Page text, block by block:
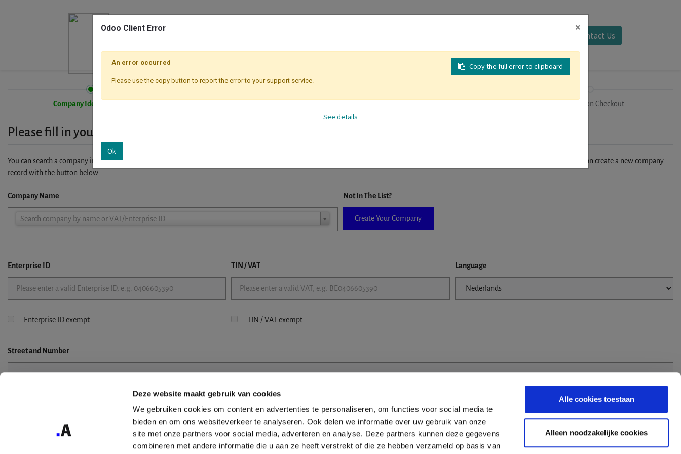
Deze website maakt gebruik van cookies
We gebruiken cookies om content en advertenties te personaliseren, om functies voor social media te
bieden en om ons websiteverkeer te analyseren. Ook delen we informatie over uw gebruik van onze
site met onze partners voor social media, adverteren en analyse. Deze partners kunnen deze gegevens
combineren met andere informatie die u aan ze heeft verstrekt of die ze hebben verzameld op basis van
Alle cookies toestaan
Alleen noodzakelijke cookies
Contact Us
Company Identification Registration Checkout
Please fill in your company details
You can search a company in our database by name, VAT or enterprise ID. When a company is selected it will auto-complete the form. If you don't find your company in our database, you can create a new company
record with the button below.
Company Name
Search company by name or VAT/Enterprise ID
Company
Not In The List?
Create Your Company
Enterprise ID TIN / VAT Language
Enterprise ID exempt TIN / VAT exempt
Streetand Number
Odoo Client Error ×
Copy the full error to clipboard
An error occurred
Please use the copy button to report the error to your support service.
See details
Ok